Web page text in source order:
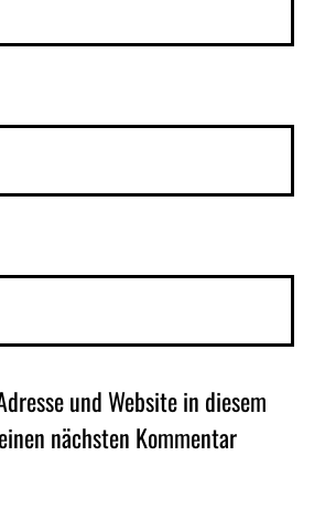
und Website in diesem
nächsten Kommentar